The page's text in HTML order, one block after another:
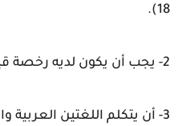
18).
2- يجب أن يكون لديه رخصة قيادة ويمتلك سيارة.
3- أن يتكلم اللغتين العربية والإنجليزية.